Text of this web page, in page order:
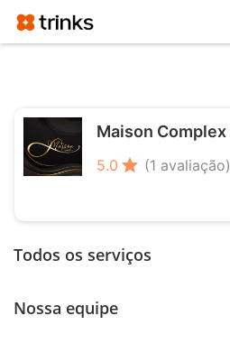
Maison Complex
5.0 star (1 avaliação)
Todos os serviços
Nossa equipe